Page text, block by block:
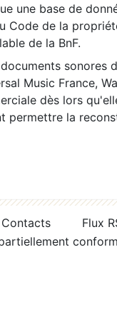
une base de
Code de la
de la BnF.
sonores
Music France,
dès lors
permettre la
Contacts
Flux